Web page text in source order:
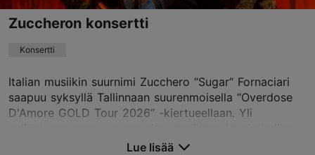
Zuccheron konsertti
Konsertti
Italian musiikin suurnimi Zucchero “Sugar“ Fornaciari
saapuu syksyllä Tallinnaan suurenmoisella “Overdose
D'Amore GOLD Tour 2026“ -kiertueellaan. Yli
Lue lisää